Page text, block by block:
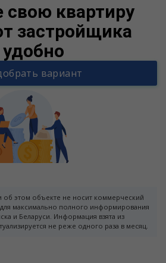
свою квартиру
застройщика
вариант
этом объекте не носит коммерческий
для максимально полного информирования
и Беларуси. Информация взята из
не реже одного раза в месяц.